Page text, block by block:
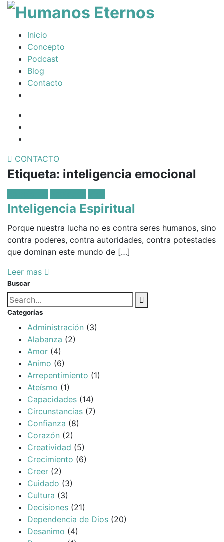
Somos
humanos,
pero
Dios
nos
creó
mucho
mas
Inicio
Concepto
Podcast
Blog
Contacto
CONTACTO
Etiqueta: inteligencia emocional
in:
Inteligencia Espiritual
Porque nuestra lucha no es contra seres humanos, sino
contra poderes, contra autoridades, contra potestades
que dominan este mundo de […]
Leer mas
Buscar
Búsqueda
para:
Buscar
Categorías
Administración (3)
Alabanza (2)
Amor (4)
Animo (6)
Arrepentimiento (1)
Ateísmo (1)
Capacidades (14)
Circunstancias (7)
Confianza (8)
Corazón (2)
Creatividad (5)
Crecimiento (6)
Creer (2)
Cuidado (3)
Cultura (3)
Decisiones (21)
Dependencia de Dios (20)
Desanimo (4)